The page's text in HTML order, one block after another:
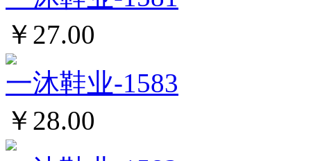
￥27.00
一沐鞋业-1583
￥28.00